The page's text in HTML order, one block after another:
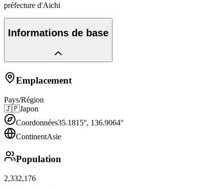
préfecture d'Aichi
Informations de base
Emplacement
Pays/Région
🇯🇵Japon
Coordonnées35.1815°, 136.9064°
ContinentAsie
Population
2,332,176